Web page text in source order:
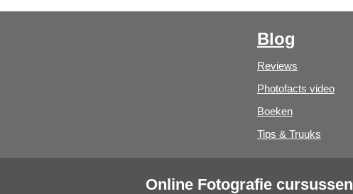
Blog
Reviews
Photofacts video
Boeken
Tips & Truuks
Online Fotografie cursussen